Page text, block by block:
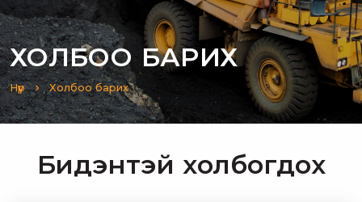
ХОЛБОО БАРИХ
Нүүр Холбоо барих
Бидэнтэй холбогдох